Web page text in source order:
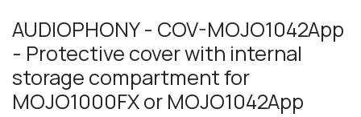
AUDIOPHONY - COV-MOJO1042App
- Protective cover with internal
storage compartment for
MOJO1000FX or MOJO1042App